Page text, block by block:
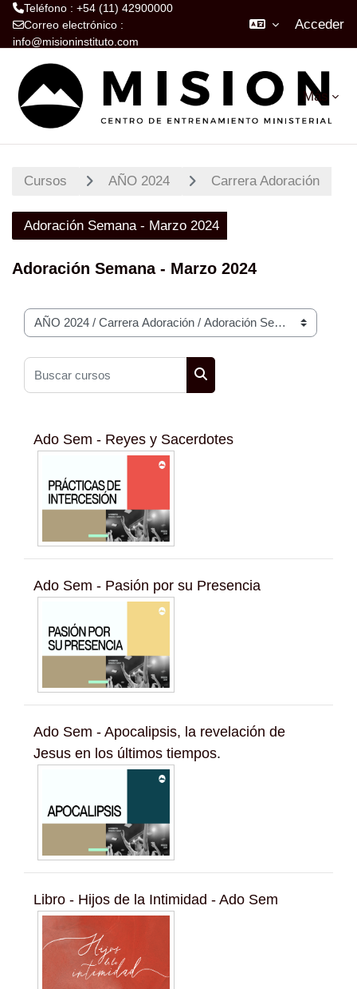
Teléfono : +54 (11) 42900000
Correo electrónico :
info@misioninstituto.com
Acceder
Más
Cursos AÑO 2024 Carrera Adoración
Adoración Semana - Marzo 2024
Adoración Semana - Marzo 2024
Categorías
Buscar cursos
Buscar cursos
Ado Sem - Reyes y Sacerdotes
Ado Sem - Pasión por su Presencia
Ado Sem - Apocalipsis, la revelación de
Jesus en los últimos tiempos.
Libro - Hijos de la Intimidad - Ado Sem